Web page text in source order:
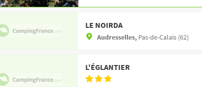
LE NOIRDA
Audresselles, Pas-de-Calais (62)
L'ÉGLANTIER